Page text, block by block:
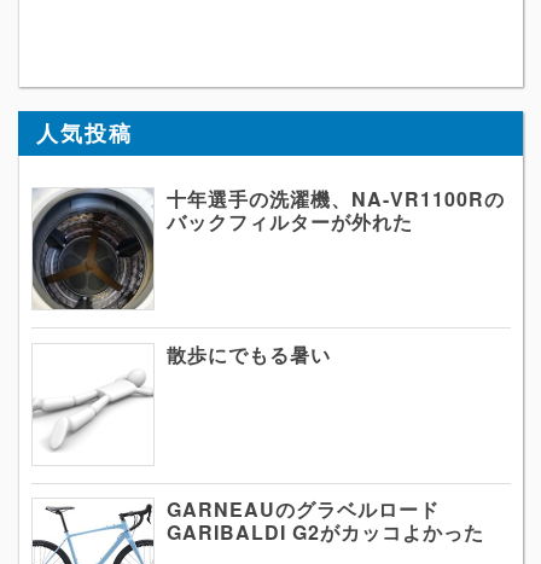
人気投稿
十年選手の洗濯機、NA-VR1100Rの
バックフィルターが外れた
散歩にでもる暑い
GARNEAUのグラベルロード
GARIBALDI G2がカッコよかった